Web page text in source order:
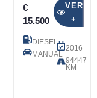
€
15.500
VER
+
DIESEL
MANUAL
2016
94447
KM